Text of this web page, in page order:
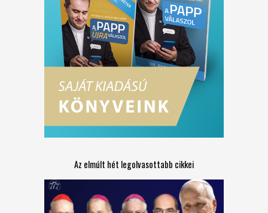
Az elmúlt hét legolvasottabb cikkei